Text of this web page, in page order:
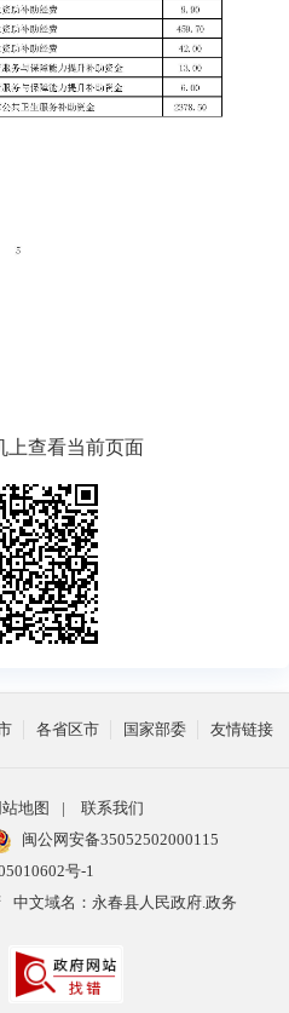
上查看当前页面
各省区市 国家部委 友情链接
站地图 |
联系我们
闽公网安备35052502000115
号-1
中文域名：永春县人民政府.政务